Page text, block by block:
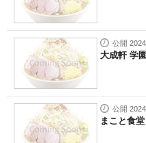
公開
大成軒 学
公開
まこと食堂